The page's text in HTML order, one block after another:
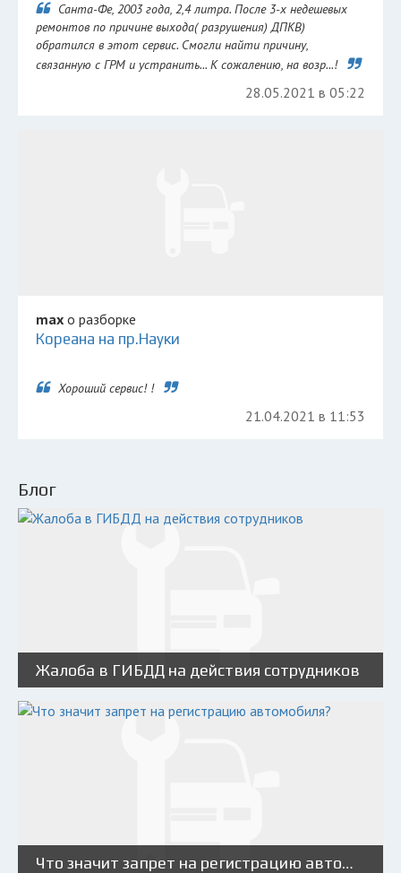
Санта-Фе, 2003 года, 2,4 литра. После 3-х недешевых
ремонтов по причине выхода( разрушения) ДПКВ)
обратился в этот сервис. Смогли найти причину,
связанную с ГРМ и устранить... К сожалению, на возр...!
28.05.2021 в 05:22
max о разборке
Кореана на пр.Науки
Хороший сервис! !
21.04.2021 в 11:53
Блог
Жалоба в ГИБДД на действия сотрудников
Что значит запрет на регистрацию автомобиля?